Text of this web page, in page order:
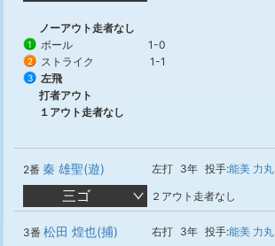
ノーアウト走者なし
1 ボール 1-0
2 ストライク 1-1
3
左飛
打者アウト
１アウト走者なし
2番 秦 雄聖(遊) 左打 3年 投手:能美 力丸
三ゴ ２アウト走者なし
3番 松田 煌也(捕) 右打 3年 投手:能美 力丸